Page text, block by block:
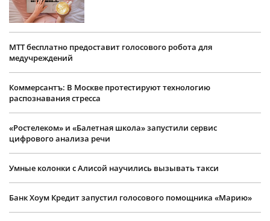
МТТ бесплатно предоставит голосового робота для
медучреждений
Коммерсантъ: В Москве протестируют технологию
распознавания стресса
«Ростелеком» и «Балетная школа» запустили сервис
цифрового анализа речи
Умные колонки с Алисой научились вызывать такси
Банк Хоум Кредит запустил голосового помощника «Марию»